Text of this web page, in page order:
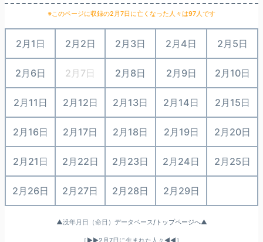
※このページに収録の2月7日に亡くなった人々は97人です
2月1日 2月2日 2月3日 2月4日 2月5日
2月6日 2月7日 2月8日 2月9日 2月10日
2月11日 2月12日 2月13日 2月14日 2月15日
2月16日 2月17日 2月18日 2月19日 2月20日
2月21日 2月22日 2月23日 2月24日 2月25日
2月26日 2月27日 2月28日 2月29日
▲没年月日（命日）データベース/トップページへ▲